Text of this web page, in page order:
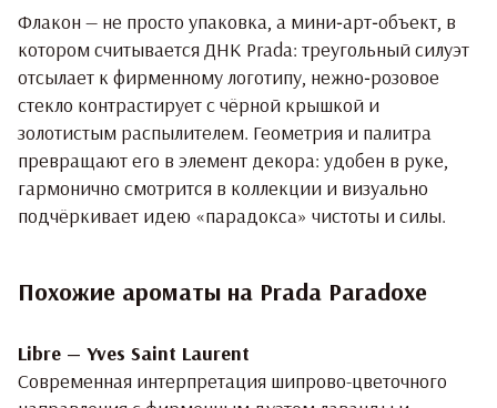
Флакон — не просто упаковка, а мини‑арт‑объект, в
котором считывается ДНК Prada: треугольный силуэт
отсылает к фирменному логотипу, нежно‑розовое
стекло контрастирует с чёрной крышкой и
золотистым распылителем. Геометрия и палитра
превращают его в элемент декора: удобен в руке,
гармонично смотрится в коллекции и визуально
подчёркивает идею «парадокса» чистоты и силы.
Похожие ароматы на Prada Paradoxe
Libre — Yves Saint Laurent
Современная интерпретация шипрово-цветочного